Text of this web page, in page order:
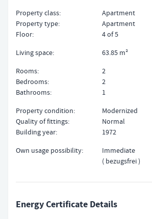
Property class
Apartment
Property type
Apartment
Floor
4 of 5
Living space
63.85 m²
Rooms
2
Bedrooms
2
Bathrooms
1
Property condition
Modernized
Quality of fittings
Normal
Building year
1972
Own usage possibility
Immediate
bezugsfrei
Energy Certificate Details